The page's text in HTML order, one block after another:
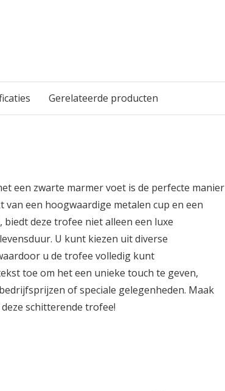
Gerelateerde producten
een zwarte marmer voet is de perfecte manier
van een hoogwaardige metalen cup en een
deze trofee niet alleen een luxe
U kunt kiezen uit diverse
u de trofee volledig kunt
toe om het een unieke touch te geven,
of speciale gelegenheden. Maak
schitterende trofee!